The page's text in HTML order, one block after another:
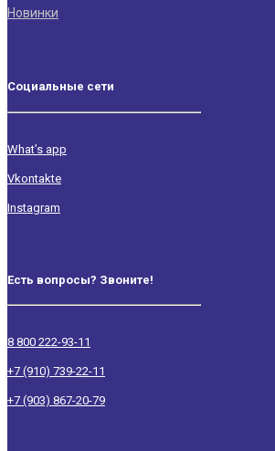
Новинки
Социальные сети
What’s app
Vkontakte
Instagram
Есть вопросы? Звоните!
8 800 222-93-11
+7 (910) 739-22-11
+7 (903) 867-20-79